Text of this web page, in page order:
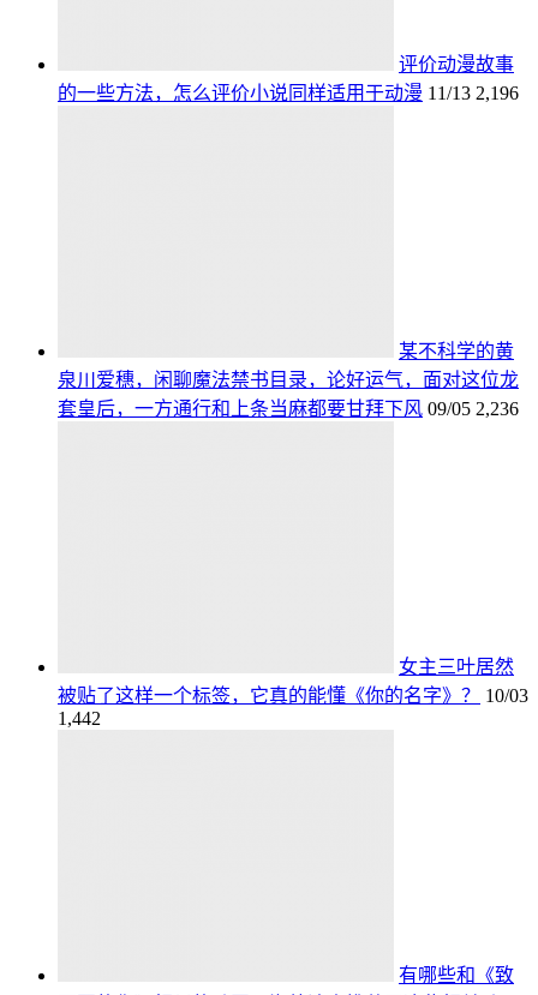
评价动漫故事
的一些方法，怎么评价小说同样适用于动漫 11/13 2,196
某不科学的黄
泉川爱穗，闲聊魔法禁书目录，论好运气，面对这位龙
套皇后，一方通行和上条当麻都要甘拜下风 09/05 2,236
女主三叶居然
被贴了这样一个标签，它真的能懂《你的名字》？
10/03
1,442
有哪些和《致